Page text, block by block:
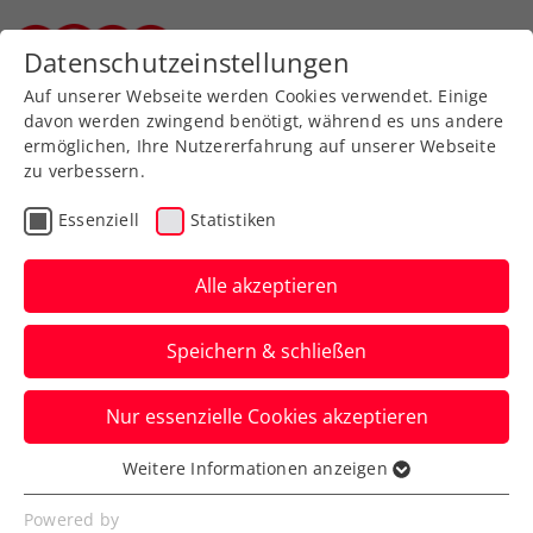
Zurück zur Newsübersicht
Davis Cup
Ticker zum Davis Cup
Österreich – Türkei, Tag
3: So geht es weiter
Hier erfahrt ihr heute die neusten
Updates zum Länderkampf in Bad
Waltersdorf.
Verfasst von: Manuel Wachta, 15.09.2024
Datenschutzeinstellungen
Auf unserer Webseite werden Cookies verwendet. Einige
davon werden zwingend benötigt, während es uns andere
ermöglichen, Ihre Nutzererfahrung auf unserer Webseite
zu verbessern.
Essenziell Statistiken
Alle akzeptieren
Speichern & schließen
Nur essenzielle Cookies akzeptieren
Essenziell
Essenzielle Cookies werden für grundlegende
Weitere Informationen anzeigen
Powered by